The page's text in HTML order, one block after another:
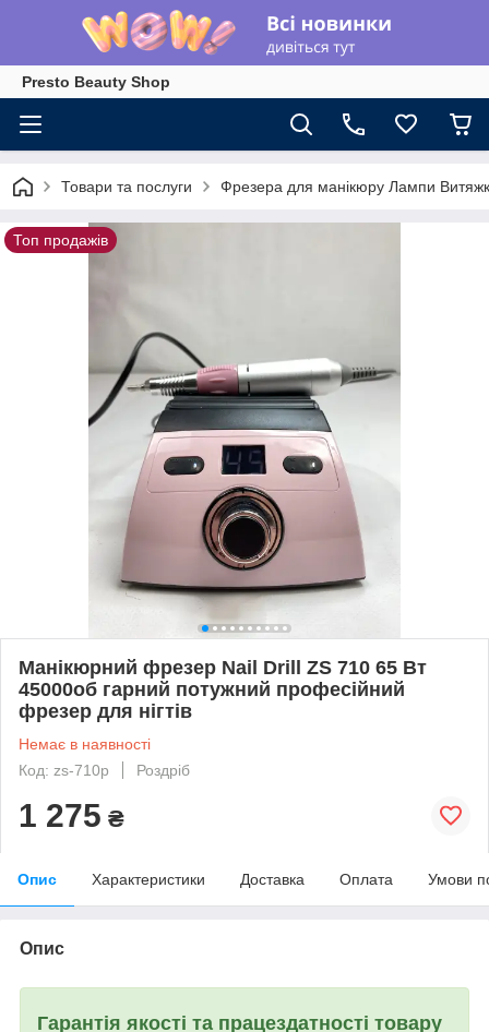
Presto Beauty Shop
Товари та послуги Фрезера для манікюру Лампи
Топ продажів
Манікюрний фрезер Nail Drill ZS 710 65 Вт
45000об гарний потужний професійний
фрезер для нігтів
Немає в наявності
Код: zs-710p
Роздріб
1 275 ₴
Опис Характеристики Доставка Оплата Умови
Опис
Гарантія якості та працездатності товару